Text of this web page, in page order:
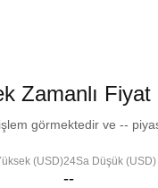
Zamanlı Fiyat
görmektedir ve --
(USD)24Sa Düşük (USD)
--